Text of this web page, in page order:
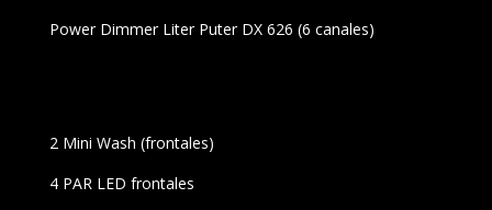
Power Dimmer Liter Puter DX 626 (6 canales)
2 Mini Wash (frontales)
4 PAR LED frontales